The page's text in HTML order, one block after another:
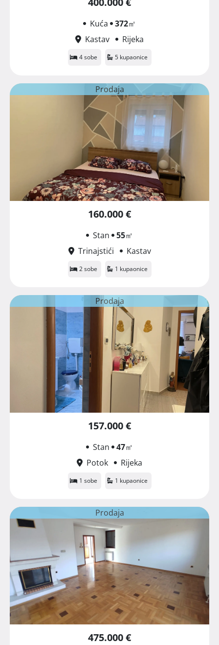
Kuća 372㎡
Kastav
Rijeka
4 sobe 5 kupaonice
Prodaja
160.000 €
Stan 55㎡
Trinajstići
Kastav
2 sobe 1 kupaonice
Prodaja
157.000 €
Stan 47㎡
Potok
Rijeka
1 sobe 1 kupaonice
Prodaja
475.000 €